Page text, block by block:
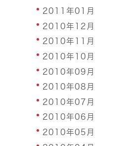
2011年01月
2010年12月
2010年11月
2010年10月
2010年09月
2010年08月
2010年07月
2010年06月
2010年05月